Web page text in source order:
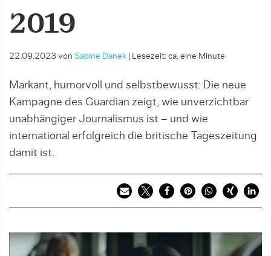
2019
22.09.2023 von Sabine Danek Lesezeit: ca. eine Minute
Markant, humorvoll und selbstbewusst: Die neue
Kampagne des Guardian zeigt, wie unverzichtbar
unabhängiger Journalismus ist – und wie
international erfolgreich die britische Tageszeitung
damit ist.